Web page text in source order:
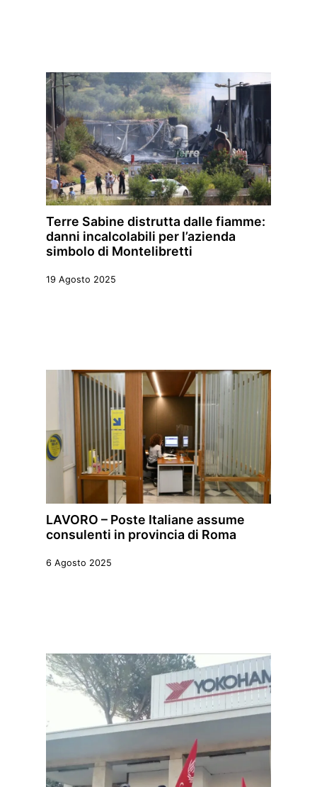
Terre Sabine distrutta dalle fiamme:
danni incalcolabili per l’azienda
simbolo di Montelibretti
19 Agosto 2025
LAVORO – Poste Italiane assume
consulenti in provincia di Roma
6 Agosto 2025